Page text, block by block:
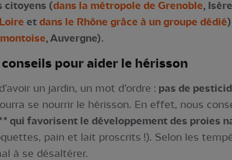
citoyens (dans la métropole de Grenoble,
etdans le Rhône grâce à un groupe dédié
, Auvergne).
pour aider le hérisson
un jardin, un mot d’ordre : pas de
se nourrir le hérisson. En effet, nous
qui favorisent le développement des proies
pain et lait proscrits !). Selon les
à se désaltérer.